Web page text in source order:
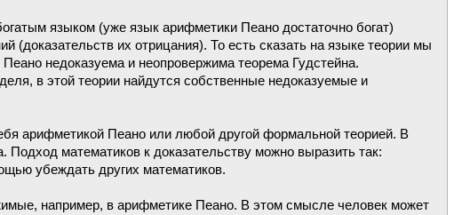
языком (уже язык арифметики Пеано достаточно богат)
(доказательств их отрицания). То есть сказать на языке теории мы
недоказуема и неопровержима теорема Гудстейна.
в этой теории найдутся собственные недоказуемые и
арифметикой Пеано или любой другой формальной теорией. В
математиков к доказательству можно выразить так:
убеждать других математиков.
например, в арифметике Пеано. В этом смысле человек может